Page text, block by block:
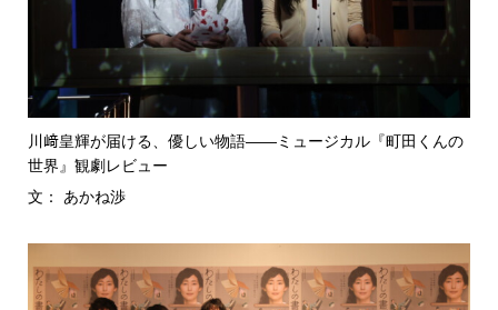
川﨑皇輝が届ける、優しい物語――ミュージカル『町田くんの
世界』観劇レビュー
文： あかね渉